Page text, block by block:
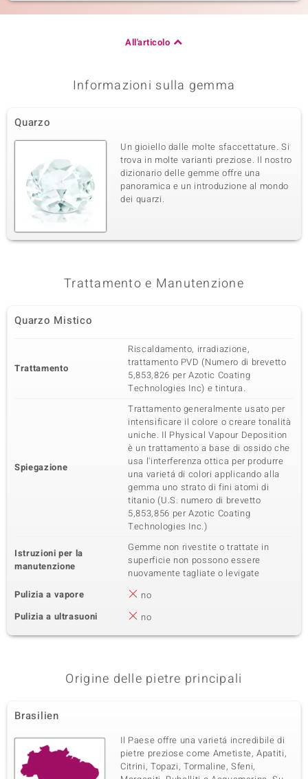
All'articolo
Informazioni sulla gemma
Quarzo
Un gioiello dalle molte sfaccettature. Si
trova in molte varianti preziose. Il nostro
dizionario delle gemme offre una
panoramica e un introduzione al mondo
dei quarzi.
Trattamento e Manutenzione
Quarzo Mistico
Trattamento
Riscaldamento, irradiazione,
trattamento PVD (Numero di brevetto
5,853,826 per Azotic Coating
Technologies Inc) e tintura.
Spiegazione
Trattamento generalmente usato per
intensificare il colore o creare tonalità
uniche. Il Physical Vapour Deposition
è un trattamento a base di ossido che
usa l'interferenza ottica per produrre
una varietá di colori applicando alla
gemma uno strato di fini atomi di
titanio (U.S. numero di brevetto
5,853,856 per Azotic Coating
Technologies Inc.)
Istruzioni per la
manutenzione
Gemme non rivestite o trattate in
superficie non possono essere
nuovamente tagliate o levigate
Pulizia a vapore
no
Pulizia a ultrasuoni
no
Origine delle pietre principali
Brasilien
Il Paese offre una varietá incredibile di
pietre preziose come Ametiste, Apatiti,
Citrini, Topazi, Tormaline, Sfeni,